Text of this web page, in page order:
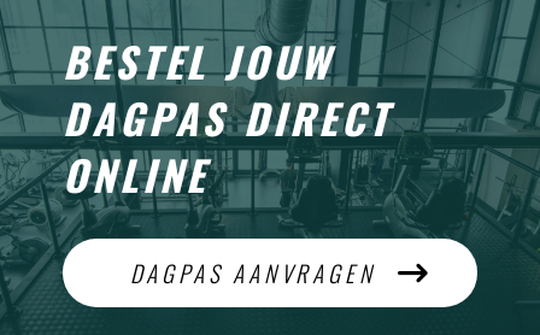
BESTEL JOUW
DAGPAS DIRECT
ONLINE
DAGPAS AANVRAGEN